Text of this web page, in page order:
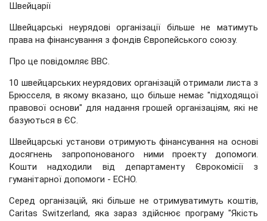
Швейцарії
Швейцарські неурядові організації більше не матимуть
права на фінансування з фондів Європейського союзу.
Про це повідомляє ВВС.
10 швейцарських неурядових організацій отримали листа з
Брюсселя, в якому вказано, що більше немає "підходящої
правової основи" для надання грошей організаціям, які не
базуються в ЄС.
Швейцарські установи отримують фінансування на основі
досягнень запропонованого ними проекту допомоги.
Кошти надходили від департаменту Єврокомісії з
гуманітарної допомоги - ECHO.
Серед організацій, які більше не отримуватимуть коштів,
Caritas Switzerland, яка зараз здійснює програму "Якість